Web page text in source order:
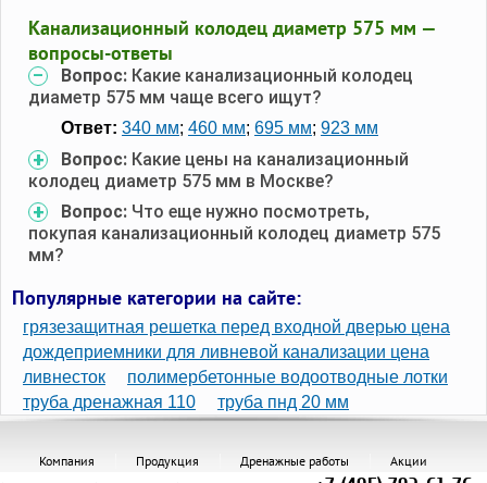
Канализационный колодец диаметр 575 мм —
вопросы-ответы
Вопрос: Какие канализационный колодец
диаметр 575 мм чаще всего ищут?
Ответ: 340 мм; 460 мм; 695 мм; 923 мм
Вопрос: Какие цены на канализационный
колодец диаметр 575 мм в Москве?
Вопрос: Что еще нужно посмотреть,
покупая канализационный колодец диаметр 575
мм?
Популярные категории на сайте:
грязезащитная решетка перед входной дверью цена
дождеприемники для ливневой канализации цена
ливнесток
полимербетонные водоотводные лотки
труба дренажная 110
труба пнд 20 мм
Компания Продукция Дренажные работы
Акции